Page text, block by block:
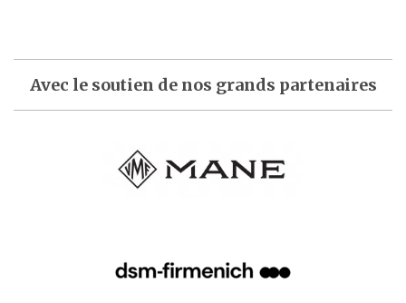
Avec le soutien de nos grands partenaires